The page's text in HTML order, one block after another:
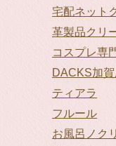
宅配ネット
革製品クリ
コスプレ専
DACKS加賀
ティアラ
フルール
お風呂ノク